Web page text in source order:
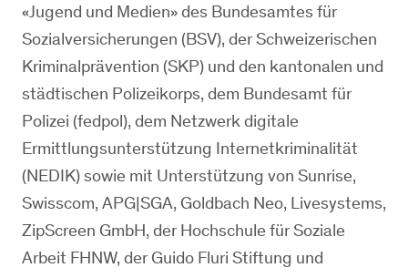
«Jugend und Medien» des Bundesamtes für
Sozialversicherungen (BSV), der Schweizerischen
Kriminalprävention (SKP) und den kantonalen und
städtischen Polizeikorps, dem Bundesamt für
Polizei (fedpol), dem Netzwerk digitale
Ermittlungsunterstützung Internetkriminalität
(NEDIK) sowie mit Unterstützung von Sunrise,
Swisscom, APG|SGA, Goldbach Neo, Livesystems,
ZipScreen GmbH, der Hochschule für Soziale
Arbeit FHNW, der Guido Fluri Stiftung und